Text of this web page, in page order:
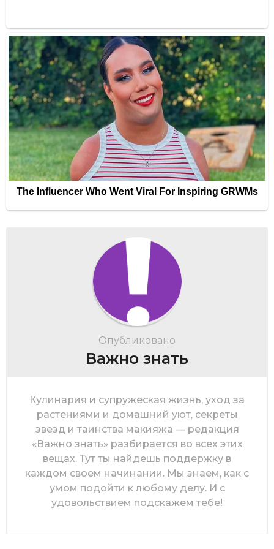
Опубликовано
Важно знать
Кулинария и супружеская жизнь, уход за
растениями и домашний уют, секреты
звезд и таинства макияжа — редакция
«Важно знать» разбирается во всех этих
вещах. Тут ты найдешь поддержку в
каждом своем начинании. Мы знаем, как с
умом подойти к любому делу. И с
удовольствием подскажем тебе!